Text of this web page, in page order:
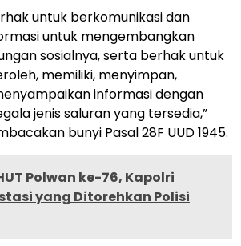
untuk berkomunikasi dan
untuk mengembangkan
sosialnya, serta berhak untuk
memiliki, menyimpan,
informasi dengan
jenis saluran yang tersedia,”
bunyi Pasal 28F UUD 1945.
Polwan ke-76, Kapolri
yang Ditorehkan Polisi